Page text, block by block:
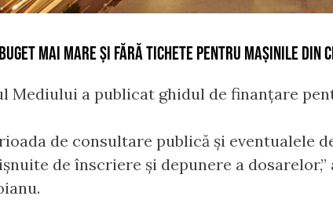
MAI MARE ȘI FĂRĂ TICHETE PENTRU MAȘINILE DIN
Mediului a publicat ghidul de finanțare
de consultare publică și eventualele
de înscriere și depunere a